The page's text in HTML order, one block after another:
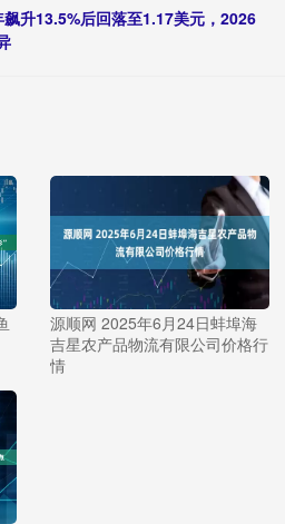
升13.5%后回落至1.17美元，2026
源顺网 2025年6月24日蚌埠海
吉星农产品物流有限公司价格行
情